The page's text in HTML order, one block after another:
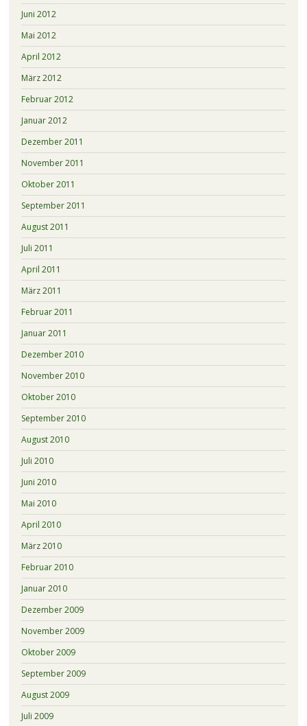
Juni 2012
Mai 2012
April 2012
März 2012
Februar 2012
Januar 2012
Dezember 2011
November 2011
Oktober 2011
September 2011
August 2011
Juli 2011
April 2011
März 2011
Februar 2011
Januar 2011
Dezember 2010
November 2010
Oktober 2010
September 2010
August 2010
Juli 2010
Juni 2010
Mai 2010
April 2010
März 2010
Februar 2010
Januar 2010
Dezember 2009
November 2009
Oktober 2009
September 2009
August 2009
Juli 2009